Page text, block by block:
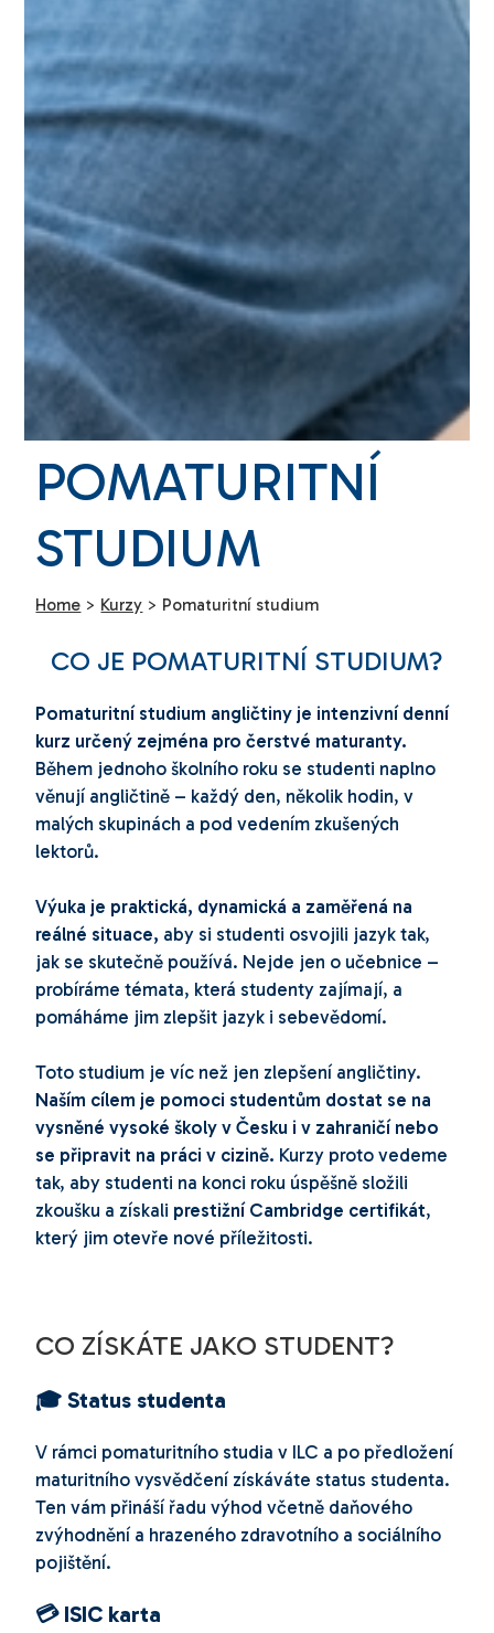
POMATURITNÍ
STUDIUM
Home > Kurzy > Pomaturitní studium
CO JE POMATURITNÍ STUDIUM?
Pomaturitní studium angličtiny je intenzivní denní
kurz určený zejména pro čerstvé maturanty.
Během jednoho školního roku se studenti naplno
věnují angličtině – každý den, několik hodin, v
malých skupinách a pod vedením zkušených
lektorů.
Výuka je praktická, dynamická a zaměřená na
reálné situace, aby si studenti osvojili jazyk tak,
jak se skutečně používá. Nejde jen o učebnice –
probíráme témata, která studenty zajímají, a
pomáháme jim zlepšit jazyk i sebevědomí.
Toto studium je víc než jen zlepšení angličtiny.
Naším cílem je pomoci studentům dostat se na
vysněné vysoké školy v Česku i v zahraničí nebo
se připravit na práci v cizině. Kurzy proto vedeme
tak, aby studenti na konci roku úspěšně složili
zkoušku a získali prestižní Cambridge certifikát,
který jim otevře nové příležitosti.
CO ZÍSKÁTE JAKO STUDENT?
🎓 Status studenta
V rámci pomaturitního studia v ILC a po předložení
maturitního vysvědčení získáváte status studenta.
Ten vám přináší řadu výhod včetně daňového
zvýhodnění a hrazeného zdravotního a sociálního
pojištění.
💳 ISIC karta